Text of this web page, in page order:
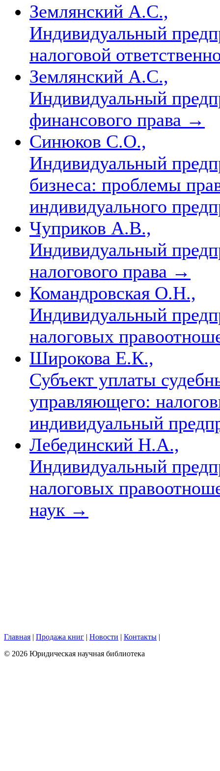
Землянский А.С.,
Индивидуальный
налоговой
Землянский А.С.,
Индивидуальный
финансового права →
Синюков С.О.,
Индивидуальный
бизнеса: проблемы
индивидуального
Чуприков А.В.,
Индивидуальный
налогового права →
Командровская О.Н.,
Индивидуальный
налоговых
Широкова Е.К.,
Субъект уплаты
управляющего:
индивидуальный
Лебединский Н.А.,
Индивидуальный
налоговых
наук →
Главная | Продажа книг | Новости | Контакты |
© 2026 Юридическая научная библиотека